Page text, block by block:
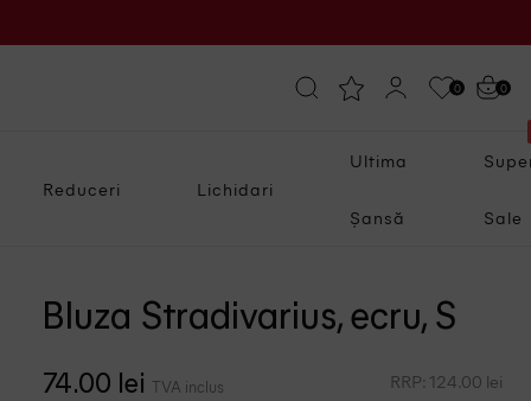
0 0
Reduceri Lichidari
Ultima
Șansă Sale
Bluza Stradivarius, ecru, S
74.00 lei TVA inclus RRP: 124.00 lei